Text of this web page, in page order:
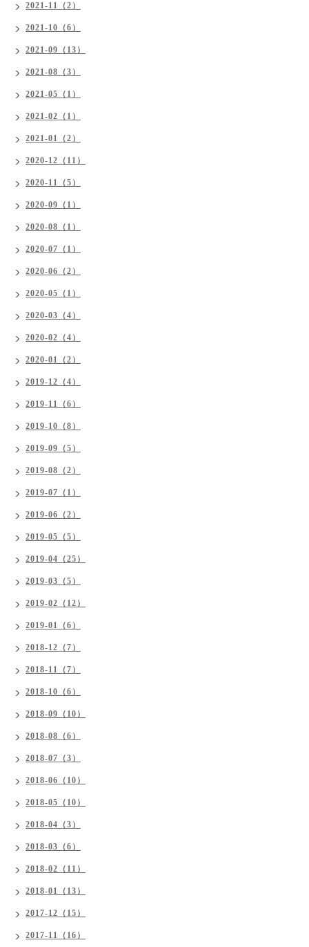
2021-11（2）
2021-10（6）
2021-09（13）
2021-08（3）
2021-05（1）
2021-02（1）
2021-01（2）
2020-12（11）
2020-11（5）
2020-09（1）
2020-08（1）
2020-07（1）
2020-06（2）
2020-05（1）
2020-03（4）
2020-02（4）
2020-01（2）
2019-12（4）
2019-11（6）
2019-10（8）
2019-09（5）
2019-08（2）
2019-07（1）
2019-06（2）
2019-05（5）
2019-04（25）
2019-03（5）
2019-02（12）
2019-01（6）
2018-12（7）
2018-11（7）
2018-10（6）
2018-09（10）
2018-08（6）
2018-07（3）
2018-06（10）
2018-05（10）
2018-04（3）
2018-03（6）
2018-02（11）
2018-01（13）
2017-12（15）
2017-11（16）